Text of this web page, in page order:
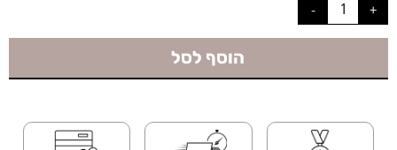
הוסף לסל